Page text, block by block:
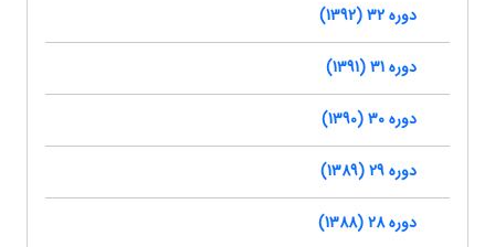
دوره 32 (1392)
دوره 31 (1391)
دوره 30 (1390)
دوره 29 (1389)
دوره 28 (1388)